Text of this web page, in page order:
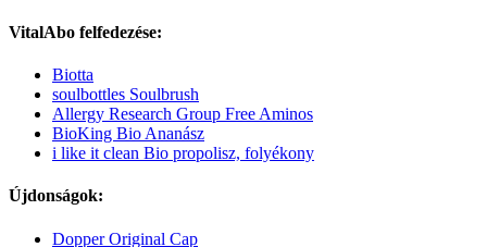
VitalAbo felfedezése:
Biotta
soulbottles Soulbrush
Allergy Research Group Free Aminos
BioKing Bio Ananász
i like it clean Bio propolisz, folyékony
Újdonságok:
Dopper Original Cap